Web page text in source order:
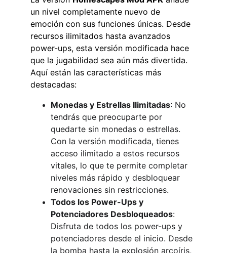
un nivel completamente nuevo de
emoción con sus funciones únicas. Desde
recursos ilimitados hasta avanzados
power-ups, esta versión modificada hace
que la jugabilidad sea aún más divertida.
Aquí están las características más
destacadas:
Monedas y Estrellas Ilimitadas: No
tendrás que preocuparte por
quedarte sin monedas o estrellas.
Con la versión modificada, tienes
acceso ilimitado a estos recursos
vitales, lo que te permite completar
niveles más rápido y desbloquear
renovaciones sin restricciones.
Todos los Power-Ups y
Potenciadores Desbloqueados:
Disfruta de todos los power-ups y
potenciadores desde el inicio. Desde
la bomba hasta la explosión arcoíris,